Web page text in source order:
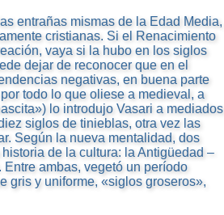
entrañas mismas de la Edad Media,
cristianas. Si el Renacimiento
vaya si la hubo en los siglos
dejar de reconocer que en el
negativas, en buena parte
todo lo que oliese a medieval, a
lo introdujo Vasari a mediados
siglos de tinieblas, otra vez las
Según la nueva mentalidad, dos
de la cultura: la Antigüedad –
ambas, vegetó un período
gris y uniforme, «siglos groseros»,